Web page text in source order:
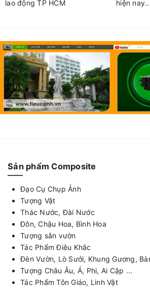
lao động TP HCM
hiện
Sản phẩm Composite
Đạo Cụ Chụp Ảnh
Tượng Vật
Thác Nước, Đài Nước
Đôn, Chậu Hoa, Bình Hoa
Tượng sân vườn
Tác Phẩm Điêu Khắc
Đèn Vườn, Lò Sưởi, Khung Gương,
Tượng Châu Âu, Á, Phi, Ai Cập ...
Tác Phẩm Tôn Giáo, Linh Vật